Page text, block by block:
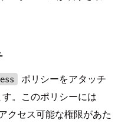
ポリシーをアタッチ
。このポリシーには
クセス可能な権限があた